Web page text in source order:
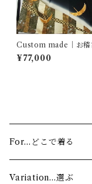
Custom made｜お
賀錦 飛鶴名物裂花文
¥77,000
For…どこで着る
Stage…舞台
Variation…選ぶ